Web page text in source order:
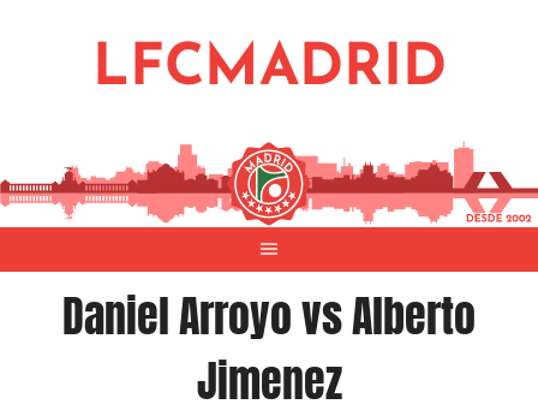
LFCMADRID
Daniel Arroyo vs Alberto
Jimenez